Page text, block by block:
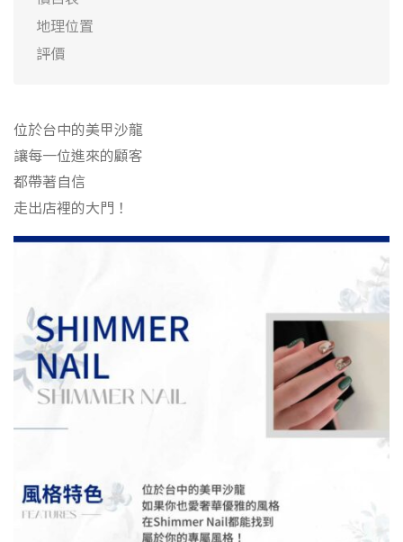
地理位置
評價
位於台中的美甲沙龍
讓每一位進來的顧客
都帶著自信
走出店裡的大門！